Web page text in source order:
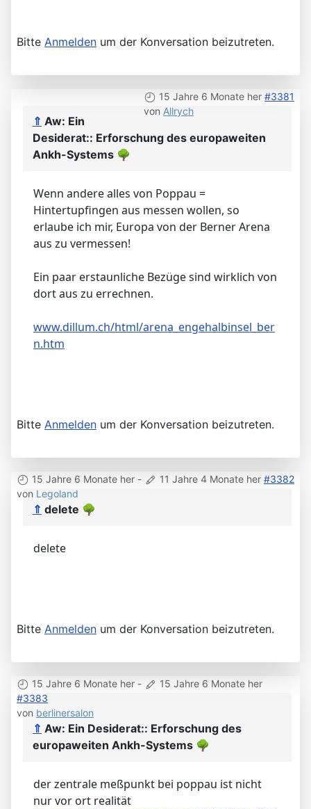
Bitte Anmelden um der Konversation beizutreten.
15 Jahre 6 Monate her #3381
von Allrych
⇑ Aw: Ein
Desiderat:: Erforschung des europaweiten
Ankh-Systems 🌳
Wenn andere alles von Poppau =
Hintertupfingen aus messen wollen, so
erlaube ich mir, Europa von der Berner Arena
aus zu vermessen!
Ein paar erstaunliche Bezüge sind wirklich von
dort aus zu errechnen.
www.dillum.ch/html/arena_engehalbinsel_ber
n.htm
Bitte Anmelden um der Konversation beizutreten.
15 Jahre 6 Monate her - 11 Jahre 4 Monate her #3382
von Legoland
⇑ delete 🌳
delete
Bitte Anmelden um der Konversation beizutreten.
15 Jahre 6 Monate her -
15 Jahre 6 Monate her
#3383
von berlinersalon
⇑ Aw: Ein Desiderat:: Erforschung des
europaweiten Ankh-Systems 🌳
der zentrale meßpunkt bei poppau ist nicht
nur vor ort realität